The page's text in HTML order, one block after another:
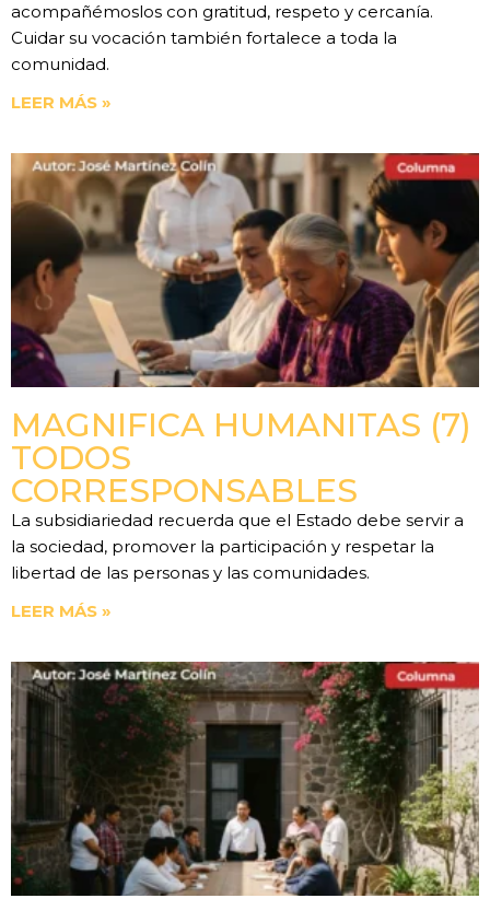
acompañémoslos con gratitud, respeto y cercanía.
Cuidar su vocación también fortalece a toda la
comunidad.
LEER MÁS »
MAGNIFICA HUMANITAS (7)
TODOS
CORRESPONSABLES
La subsidiariedad recuerda que el Estado debe servir a
la sociedad, promover la participación y respetar la
libertad de las personas y las comunidades.
LEER MÁS »